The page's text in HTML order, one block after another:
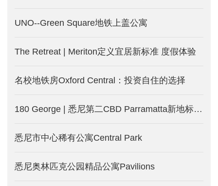
UNO--Green Square地铁上盖公寓
The Retreat | Meriton定义宜居新标准 度假体验
名校地铁房Oxford Central：投资自住的选择
180 George | 悉尼第二CBD Parramatta新地标！近揽水景 远眺市中心！
悉尼市中心稀有公寓Central Park
悉尼奥林匹克公园精品公寓Pavilions